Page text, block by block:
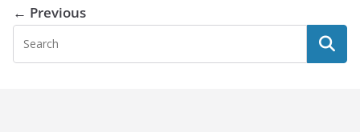
← Previous